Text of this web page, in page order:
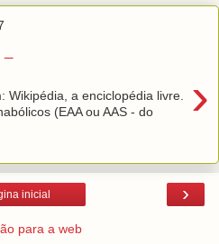
›
Wikipédia, a enciclopédia livre.
(EAA ou AAS - do
›
inicial
para a web